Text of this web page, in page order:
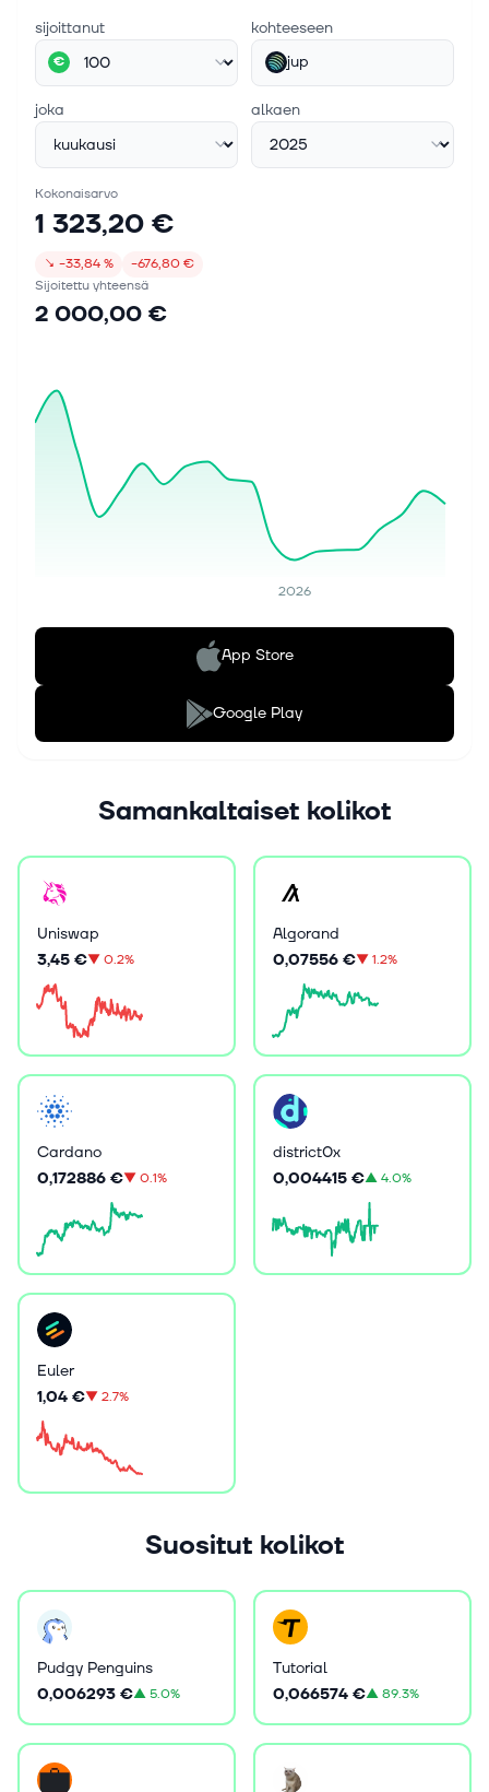
sijoittanut
€
kohteeseen
jup
joka alkaen
Kokonaisarvo
1 323,20 €
↘ −33,84 %
−676,80 €
Sijoitettu yhteensä
2 000,00 €
2026
App Store
Google Play
Samankaltaiset kolikot
Uniswap
3,45 €▼0.2%
Algorand
0,07556 €▼1.2%
Cardano
0,172886 €▼0.1%
district0x
0,004415 €▲4.0%
Euler
1,04 €▼2.7%
Suositut kolikot
Pudgy Penguins
0,006293 €▲5.0%
Tutorial
0,066574 €▲89.3%